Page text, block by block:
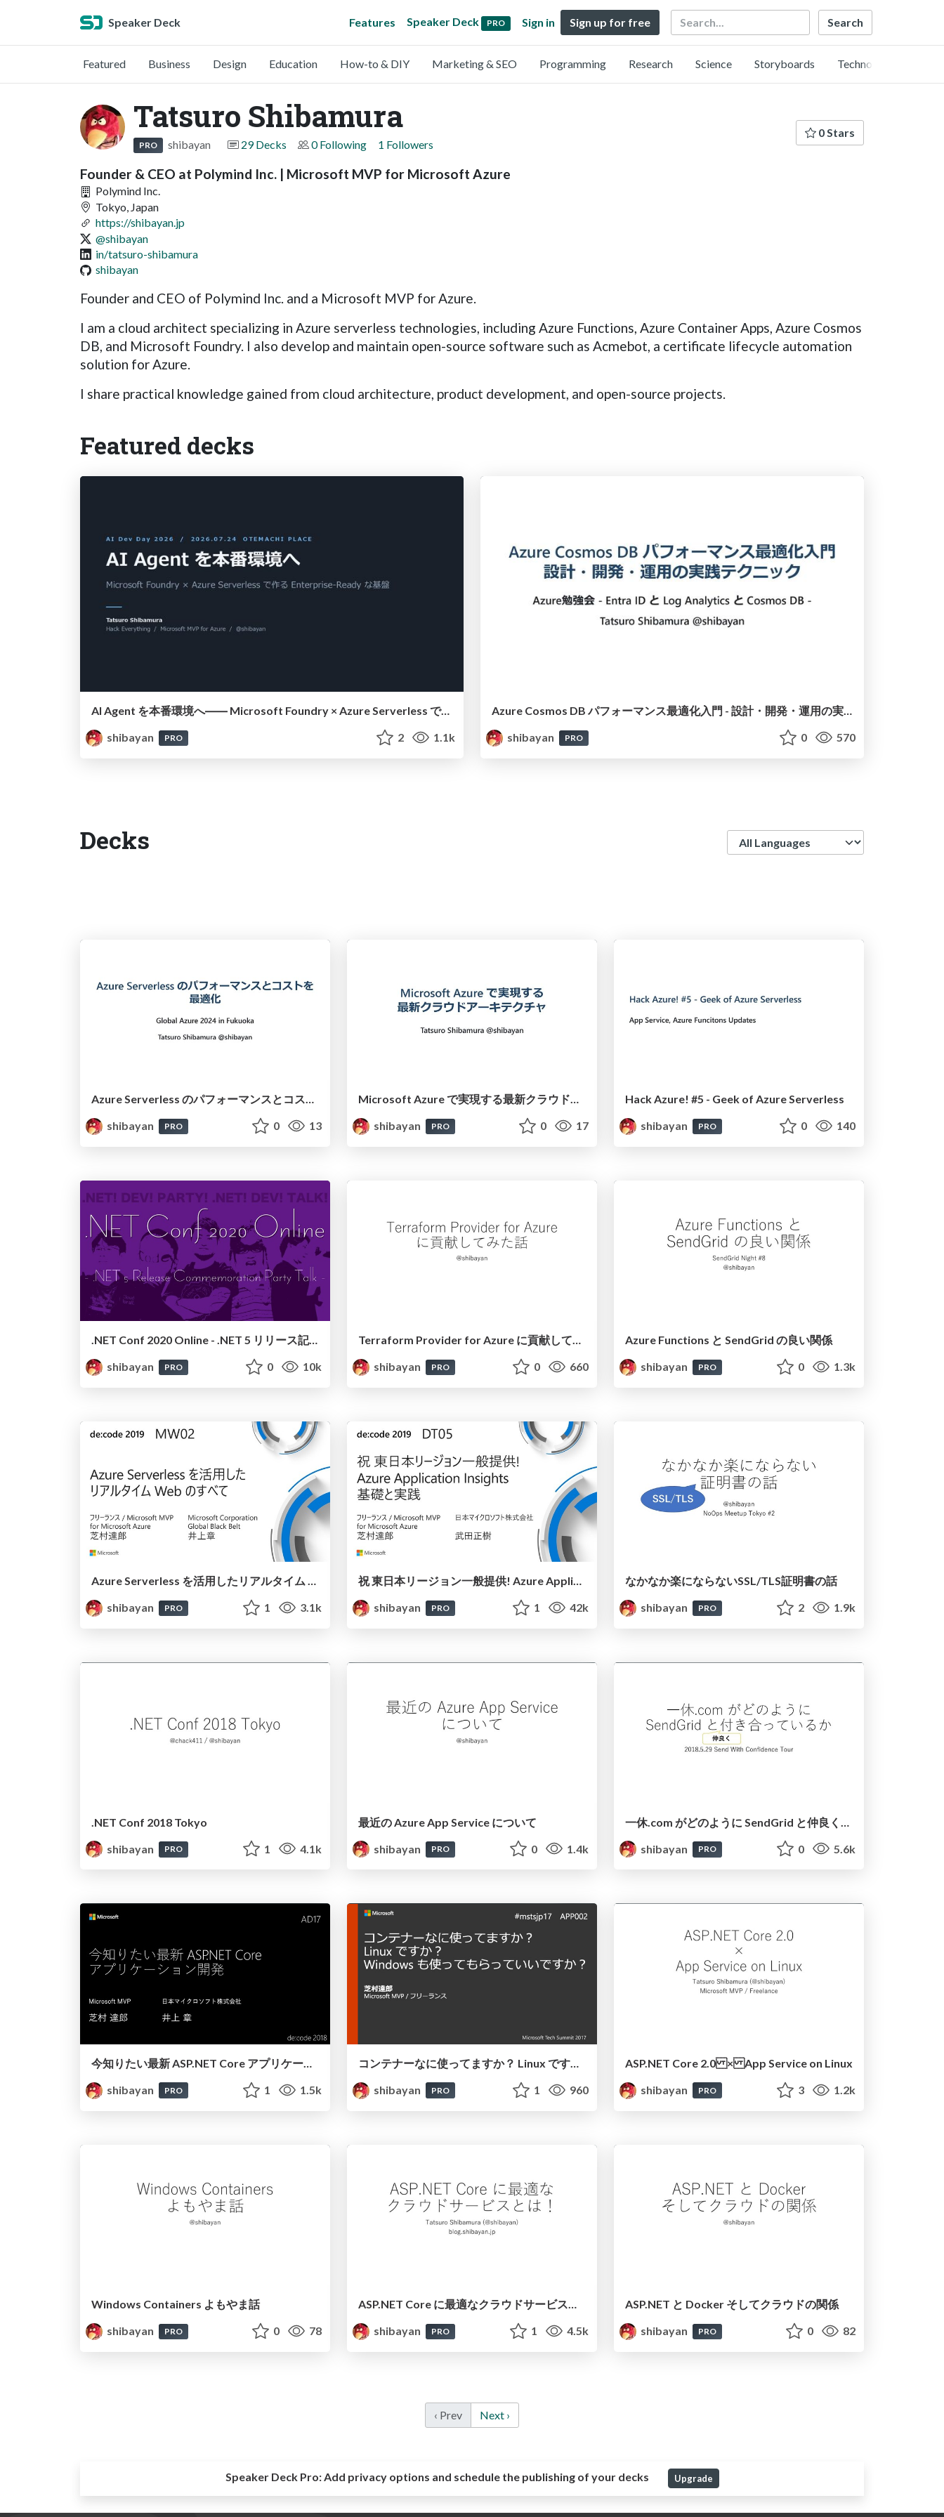
Speaker Deck Features Speaker Deck PRO Sign in Sign up for free Search
Featured Business Design Education How-to & DIY Marketing & SEO Programming Research Science Storyboards Technology
Tatsuro Shibamura
PRO shibayan 29 Decks 0 Following 1 Followers
0 Stars
Founder & CEO at Polymind Inc. | Microsoft MVP for Microsoft Azure
Polymind Inc.
Tokyo, Japan
https://shibayan.jp
@shibayan
in/tatsuro-shibamura
shibayan
Founder and CEO of Polymind Inc. and a Microsoft MVP for Azure.
I am a cloud architect specializing in Azure serverless technologies, including Azure Functions, Azure Container Apps, Azure Cosmos
DB, and Microsoft Foundry. I also develop and maintain open-source software such as Acmebot, a certificate lifecycle automation
solution for Azure.
I share practical knowledge gained from cloud architecture, product development, and open-source projects.
Featured decks
AI Agent を本番環境へ―― Microsoft Foundry × Azure Serverless で作る Enterprise-Ready な基盤
shibayan
PRO 2 1.1k
Azure Cosmos DB パフォーマンス最適化入門 - 設計・開発・運用の実践テクニック
shibayan
PRO 0 570
Decks
Azure Serverless のパフォーマンスとコストを 最適化
shibayan
PRO 0 13
Microsoft Azure で実現する最新クラウドアーキテクチャ
shibayan
PRO 0 17
Hack Azure! #5 - Geek of Azure Serverless
shibayan
PRO 0 140
.NET Conf 2020 Online - .NET 5 リリース記念パーティートーク
shibayan
PRO 0 10k
Terraform Provider for Azure に貢献してみた話
shibayan
PRO 0 660
Azure Functions と SendGrid の良い関係
shibayan
PRO 0 1.3k
Azure Serverless を活用したリアルタイム Web のすべて
shibayan
PRO 1 3.1k
祝 東日本リージョン一般提供! Azure Application Insights 基礎と実践
shibayan
PRO 1 42k
なかなか楽にならないSSL/TLS証明書の話
shibayan
PRO 2 1.9k
.NET Conf 2018 Tokyo
shibayan
PRO 1 4.1k
最近の Azure App Service について
shibayan
PRO 0 1.4k
shibayan
PRO 0 5.6k
shibayan
PRO 1 1.5k
shibayan
PRO 1 960
ASP.NET Core 2.0 × App Service on Linux
shibayan
PRO 3 1.2k
Windows Containers よもやま話
shibayan
PRO 0 78
ASP.NET Core に最適なクラウドサービスとは！
shibayan
PRO 1 4.5k
ASP.NET と Docker そしてクラウドの関係
shibayan
PRO 0 82
‹ Prev Next ›
Speaker Deck Pro:Add privacy options and schedule the publishing of your decks Upgrade